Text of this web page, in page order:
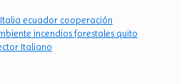
ecuador cooperación
incendios forestales quito
Italiano